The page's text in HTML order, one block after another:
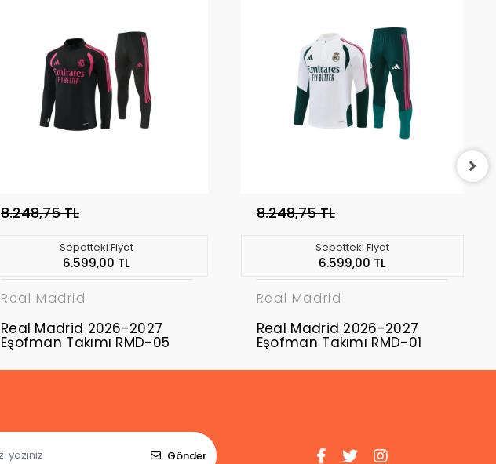
8.248,75 TL
Sepetteki Fiyat
6.599,00 TL
Real Madrid
Real Madrid 2026-2027
Eşofman Takımı RMD-05
8.248,75 TL
Sepetteki Fiyat
6.599,00 TL
Real Madrid
Real Madrid 2026-2027
Eşofman Takımı RMD-01
Gönder